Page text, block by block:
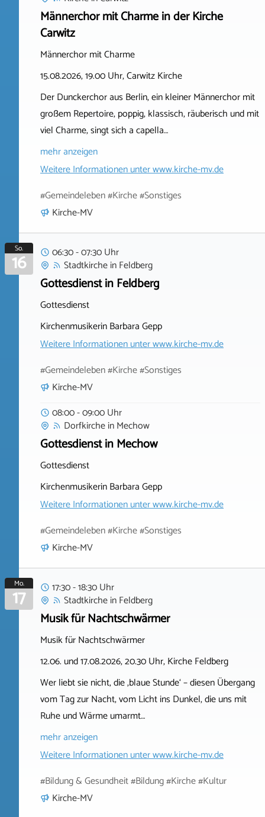
Männerchor mit Charme in der Kirche
Carwitz
Männerchor mit Charme
15.08.2026, 19.00 Uhr, Carwitz Kirche
Der Dunckerchor aus Berlin, ein kleiner Männerchor mit
großem Repertoire, poppig, klassisch, räuberisch und mit
viel Charme, singt sich a capella…
mehr anzeigen
Weitere Informationen unterwww.kirche-mv.de
#Gemeindeleben #Kirche #Sonstiges
Kirche-MV
So.
16
06:30 - 07:30 Uhr
StadtkircheinFeldberg
Gottesdienst in Feldberg
Gottesdienst
Kirchenmusikerin Barbara Gepp
Weitere Informationen unterwww.kirche-mv.de
#Gemeindeleben #Kirche #Sonstiges
Kirche-MV
08:00 - 09:00 Uhr
DorfkircheinMechow
Gottesdienst in Mechow
Gottesdienst
Kirchenmusikerin Barbara Gepp
Weitere Informationen unterwww.kirche-mv.de
#Gemeindeleben #Kirche #Sonstiges
Kirche-MV
Mo.
17
17:30 - 18:30 Uhr
StadtkircheinFeldberg
Musik für Nachtschwärmer
Musik für Nachtschwärmer
12.06. und 17.08.2026, 20.30 Uhr, Kirche Feldberg
Wer liebt sie nicht, die ‚blaue Stunde‘ – diesen Übergang
vom Tag zur Nacht, vom Licht ins Dunkel, die uns mit
Ruhe und Wärme umarmt…
mehr anzeigen
Weitere Informationen unterwww.kirche-mv.de
#Bildung & Gesundheit #Bildung #Kirche #Kultur
Kirche-MV